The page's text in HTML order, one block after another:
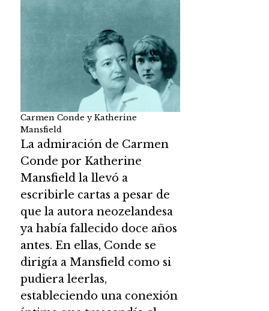
Carmen Conde y Katherine
Mansfield
La admiración de Carmen
Conde por Katherine
Mansfield la llevó a
escribirle cartas a pesar de
que la autora neozelandesa
ya había fallecido doce años
antes. En ellas, Conde se
dirigía a Mansfield como si
pudiera leerlas,
estableciendo una conexión